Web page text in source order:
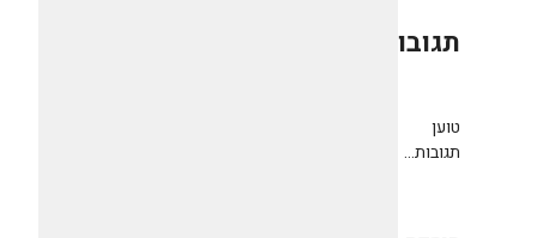
תגובות
טוען
תגובות...